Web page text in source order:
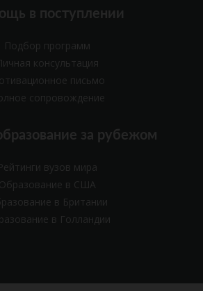
в поступлении
Подбор программ
консультация
письмо
сопровождение
за рубежом
вузов мира
Образование в США
в Британии
в Голландии